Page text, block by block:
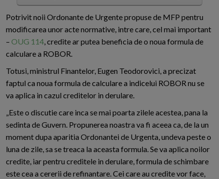
Potrivit noii Ordonante de Urgente propuse de MFP pentru
modificarea unor acte normative, intre care, cel mai important
– OUG 114, credite ar putea beneficia de o noua formula de
calculare a ROBOR.
Totusi, ministrul Finantelor, Eugen Teodorovici, a precizat
faptul ca noua formula de calculare a indicelui ROBOR nu se
va aplica in cazul creditelor in derulare.
„Este o discutie care inca se mai poarta zilele acestea, pana la
sedinta de Guvern. Propunerea noastra va fi aceea ca, de la un
moment dupa aparitia Ordonantei de Urgenta, undeva peste o
luna de zile, sa se treaca la aceasta formula. Se va aplica noilor
credite, iar pentru creditele in derulare, formula de schimbare
este cea a cererii de refinantare. Cei care au credite vor face,